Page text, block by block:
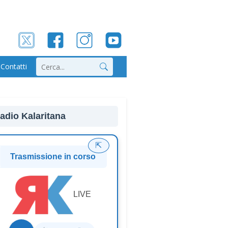
Contatti Cerca
Kalaritana
Trasmissione in corso
LIVE
⇱